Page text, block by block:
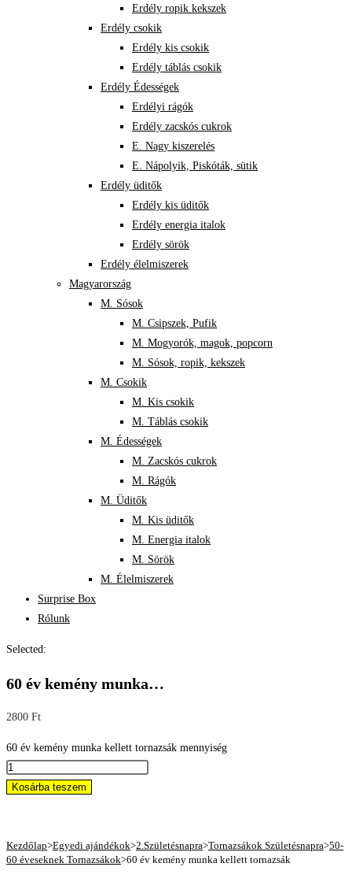
Erdély ropik kekszek
Erdély csokik
Erdély kis csokik
Erdély táblás csokik
Erdély Édességek
Erdélyi rágók
Erdély zacskós cukrok
E. Nagy kiszerelés
E. Nápolyik, Piskóták, sütik
Erdély üditők
Erdély kis üditők
Erdély energia italok
Erdély sörök
Erdély élelmiszerek
Magyarország
M. Sósok
M. Csipszek, Pufik
M. Mogyorók, magok, popcorn
M. Sósok, ropik, kekszek
M. Csokik
M. Kis csokik
M. Táblás csokik
M. Édességek
M. Zacskós cukrok
M. Rágók
M. Üditők
M. Kis üditők
M. Energia italok
M. Sörök
M. Élelmiszerek
Surprise Box
Rólunk
Selected:
60 év kemény munka…
2800 Ft
60 év kemény munka kellett tornazsák mennyiség
Kosárba teszem
Kezdőlap>Egyedi ajándékok>2.Születésnapra>Tornazsákok Születésnapra>50-
60 éveseknek Tornazsákok>60 év kemény munka kellett tornazsák